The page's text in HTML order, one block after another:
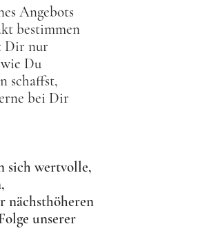
Angebots
bestimmen
Dir nur
Du
schaffst,
bei Dir
sich wertvolle,
nächsthöheren
unserer